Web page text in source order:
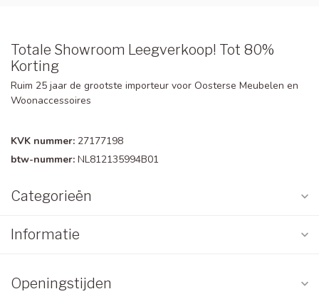
Totale Showroom Leegverkoop! Tot 80%
Korting
Ruim 25 jaar de grootste importeur voor Oosterse Meubelen en
Woonaccessoires
KVK nummer: 27177198
btw-nummer: NL812135994B01
Categorieën
Informatie
Openingstijden